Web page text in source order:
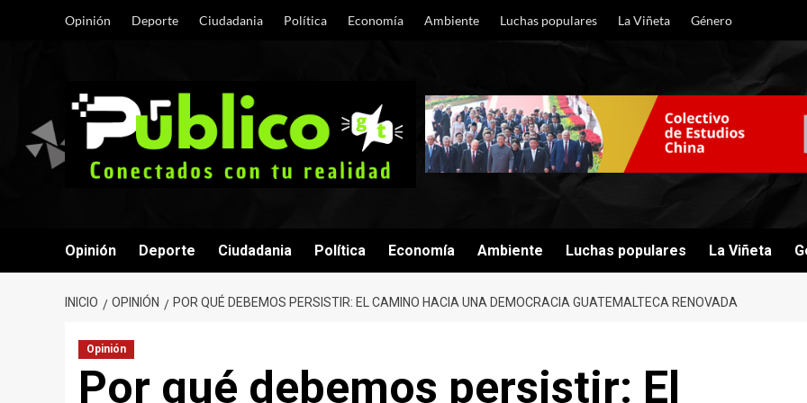
Opinión Deporte Ciudadania Política Economía Ambiente Luchas populares La Viñeta Género
Opinión Deporte Ciudadania Política Economía Ambiente Luchas populares La Viñeta
INICIO OPINIÓN POR QUÉ DEBEMOS PERSISTIR: EL CAMINO HACIA UNA DEMOCRACIA GUATEMALTECA RENOVADA
Opinión
Por qué debemos persistir: El